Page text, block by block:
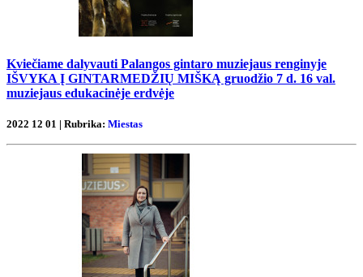
Kviečiame dalyvauti Palangos gintaro muziejaus renginyje
IŠVYKA Į GINTARMEDŽIŲ MIŠKĄ gruodžio 7 d. 16 val.
muziejaus edukacinėje erdvėje
2022 12 01 | Rubrika: Miestas